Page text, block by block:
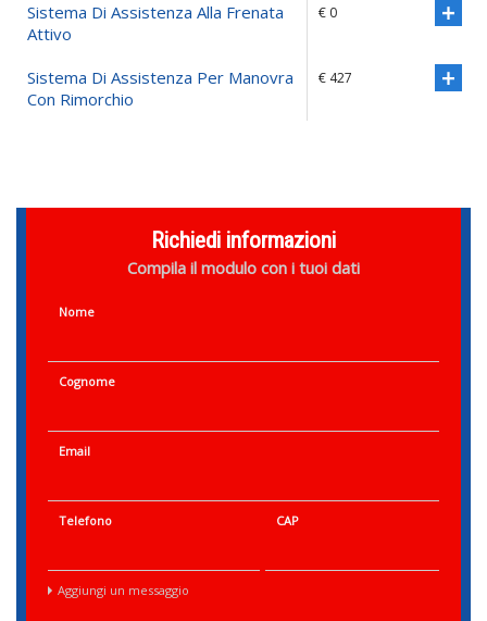
Sistema Di Assistenza Alla Frenata
Attivo
€ 0
Sistema Di Assistenza Per Manovra
Con Rimorchio
€ 427
Richiedi informazioni
Compila il modulo con i tuoi dati
Nome
Cognome
Email
Telefono CAP
Aggiungi un messaggio